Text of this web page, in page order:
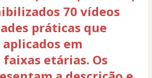
70 vídeos
práticas que
em
etárias. Os